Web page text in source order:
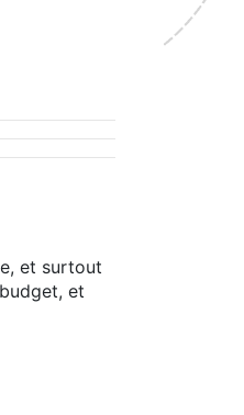
et surtout
et